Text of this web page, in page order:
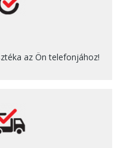
az Ön telefonjához!